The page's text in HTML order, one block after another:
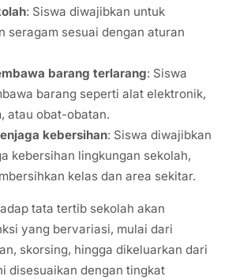
: Siswa diwajibkan untuk
seragam sesuai dengan aturan
barang terlarang: Siswa
barang seperti alat elektronik,
atau obat-obatan.
kebersihan: Siswa diwajibkan
kebersihan lingkungan sekolah,
kelas dan area sekitar.
tata tertib sekolah akan
yang bervariasi, mulai dari
skorsing, hingga dikeluarkan dari
disesuaikan dengan tingkat